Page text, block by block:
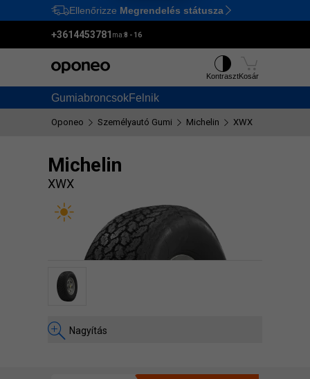
Ctrl M
Ellenőrizze Megrendelés státusza
+3614453781 ma:8 - 16
GumiabroncsokFelnik
KontrasztKosár
Oponeo Személyautó Gumi Michelin XWX
Michelin
XWX
Nagyítás